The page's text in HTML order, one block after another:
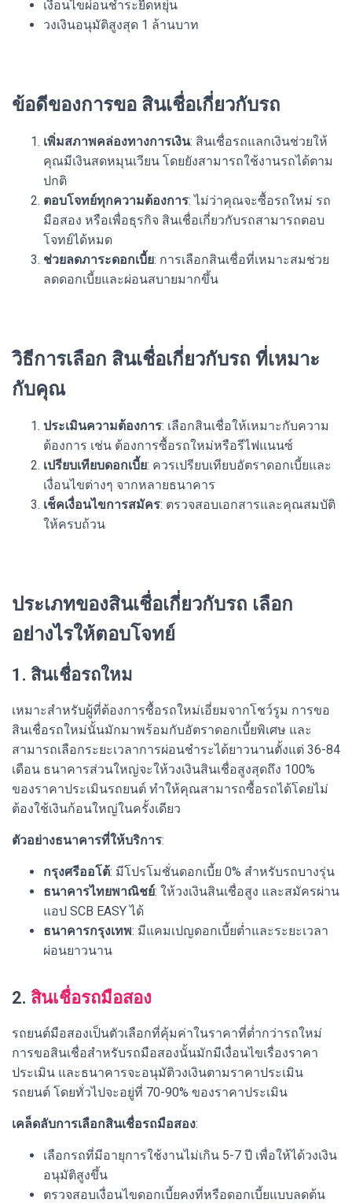
เงื่อนไขผ่อนชำระยืดหยุ่น
วงเงินอนุมัติสูงสุด 1 ล้านบาท
ข้อดีของการขอ สินเชื่อเกี่ยวกับรถ
เพิ่มสภาพคล่องทางการเงิน: สินเชื่อรถแลกเงินช่วยให้
คุณมีเงินสดหมุนเวียน โดยยังสามารถใช้งานรถได้ตาม
ปกติ
ตอบโจทย์ทุกความต้องการ: ไม่ว่าคุณจะซื้อรถใหม่ รถ
มือสอง หรือเพื่อธุรกิจ สินเชื่อเกี่ยวกับรถสามารถตอบ
โจทย์ได้หมด
ช่วยลดภาระดอกเบี้ย: การเลือกสินเชื่อที่เหมาะสมช่วย
ลดดอกเบี้ยและผ่อนสบายมากขึ้น
วิธีการเลือก สินเชื่อเกี่ยวกับรถ ที่เหมาะ
กับคุณ
ประเมินความต้องการ: เลือกสินเชื่อให้เหมาะกับความ
ต้องการ เช่น ต้องการซื้อรถใหม่หรือรีไฟแนนซ์
เปรียบเทียบดอกเบี้ย: ควรเปรียบเทียบอัตราดอกเบี้ยและ
เงื่อนไขต่างๆ จากหลายธนาคาร
เช็คเงื่อนไขการสมัคร: ตรวจสอบเอกสารและคุณสมบัติ
ให้ครบถ้วน
ประเภทของสินเชื่อเกี่ยวกับรถ เลือก
อย่างไรให้ตอบโจทย์
1. สินเชื่อรถใหม
เหมาะสำหรับผู้ที่ต้องการซื้อรถใหม่เอี่ยมจากโชว์รูม การขอ
สินเชื่อรถใหม่นั้นมักมาพร้อมกับอัตราดอกเบี้ยพิเศษ และ
สามารถเลือกระยะเวลาการผ่อนชำระได้ยาวนานตั้งแต่ 36-84
เดือน ธนาคารส่วนใหญ่จะให้วงเงินสินเชื่อสูงสุดถึง 100%
ของราคาประเมินรถยนต์ ทำให้คุณสามารถซื้อรถได้โดยไม่
ต้องใช้เงินก้อนใหญ่ในครั้งเดียว
ตัวอย่างธนาคารที่ให้บริการ:
กรุงศรีออโต้: มีโปรโมชั่นดอกเบี้ย 0% สำหรับรถบางรุ่น
ธนาคารไทยพาณิชย์: ให้วงเงินสินเชื่อสูง และสมัครผ่าน
แอป SCB EASY ได้
ธนาคารกรุงเทพ: มีแคมเปญดอกเบี้ยต่ำและระยะเวลา
ผ่อนยาวนาน
2. สินเชื่อรถมือสอง
รถยนต์มือสองเป็นตัวเลือกที่คุ้มค่าในราคาที่ต่ำกว่ารถใหม่
การขอสินเชื่อสำหรับรถมือสองนั้นมักมีเงื่อนไขเรื่องราคา
ประเมิน และธนาคารจะอนุมัติวงเงินตามราคาประเมิน
รถยนต์ โดยทั่วไปจะอยู่ที่ 70-90% ของราคาประเมิน
เคล็ดลับการเลือกสินเชื่อรถมือสอง:
เลือกรถที่มีอายุการใช้งานไม่เกิน 5-7 ปี เพื่อให้ได้วงเงิน
อนุมัติสูงขึ้น
ตรวจสอบเงื่อนไขดอกเบี้ยคงที่หรือดอกเบี้ยแบบลดต้น